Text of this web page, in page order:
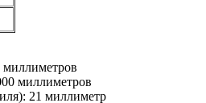
миллиметров
миллиметров
21 миллиметр